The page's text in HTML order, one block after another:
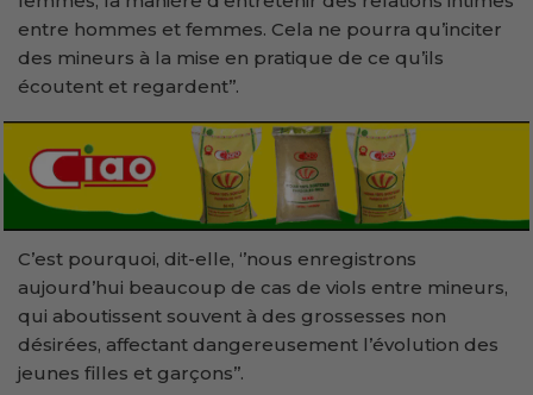
entre hommes et femmes. Cela ne pourra qu’inciter
des mineurs à la mise en pratique de ce qu’ils
écoutent et regardent’’.
C’est pourquoi, dit-elle, ‘’nous enregistrons
aujourd’hui beaucoup de cas de viols entre mineurs,
qui aboutissent souvent à des grossesses non
désirées, affectant dangereusement l’évolution des
jeunes filles et garçons’’.